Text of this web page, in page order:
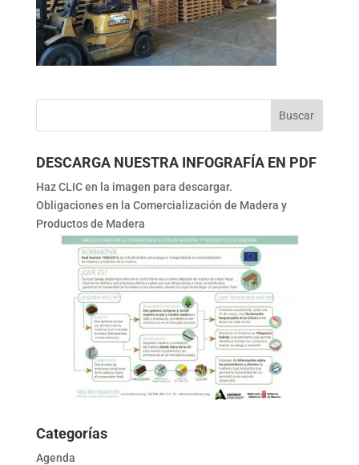
DESCARGA NUESTRA INFOGRAFÍA EN PDF
Haz CLIC en la imagen para descargar.
Obligaciones en la Comercialización de Madera y
Productos de Madera
Categorías
Agenda